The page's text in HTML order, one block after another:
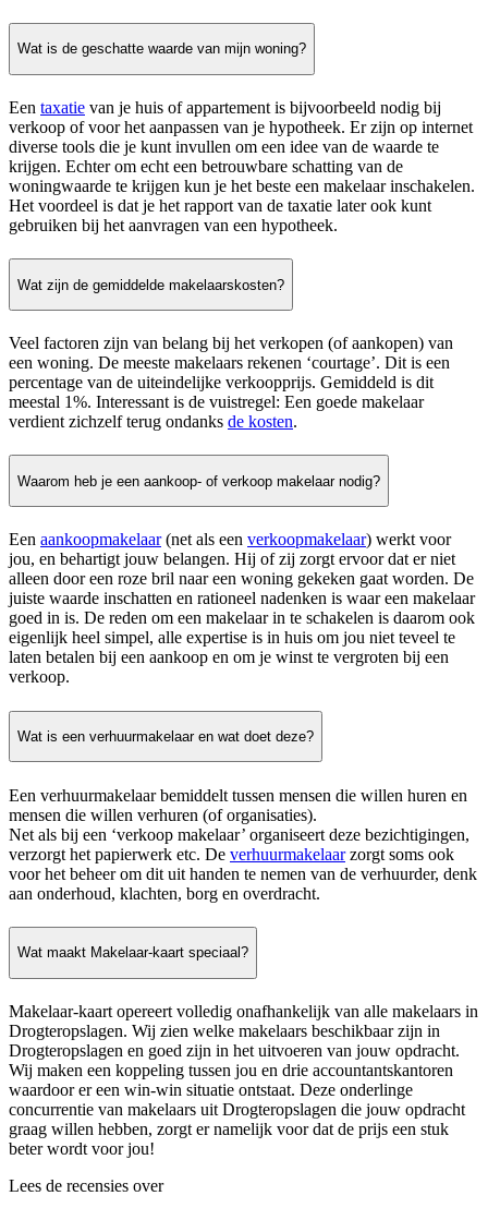
Wat is de geschatte waarde van mijn woning?
Een taxatie van je huis of appartement is bijvoorbeeld nodig bij
verkoop of voor het aanpassen van je hypotheek. Er zijn op internet
diverse tools die je kunt invullen om een idee van de waarde te
krijgen. Echter om echt een betrouwbare schatting van de
woningwaarde te krijgen kun je het beste een makelaar inschakelen.
Het voordeel is dat je het rapport van de taxatie later ook kunt
gebruiken bij het aanvragen van een hypotheek.
Wat zijn de gemiddelde makelaarskosten?
Veel factoren zijn van belang bij het verkopen (of aankopen) van
een woning. De meeste makelaars rekenen ‘courtage’. Dit is een
percentage van de uiteindelijke verkoopprijs. Gemiddeld is dit
meestal 1%. Interessant is de vuistregel: Een goede makelaar
verdient zichzelf terug ondanks de kosten.
Waarom heb je een aankoop- of verkoop makelaar nodig?
Een aankoopmakelaar(net als een verkoopmakelaar) werkt voor
jou, en behartigt jouw belangen. Hij of zij zorgt ervoor dat er niet
alleen door een roze bril naar een woning gekeken gaat worden. De
juiste waarde inschatten en rationeel nadenken is waar een makelaar
goed in is. De reden om een makelaar in te schakelen is daarom ook
eigenlijk heel simpel, alle expertise is in huis om jou niet teveel te
laten betalen bij een aankoop en om je winst te vergroten bij een
verkoop.
Wat is een verhuurmakelaar en wat doet deze?
Een verhuurmakelaar bemiddelt tussen mensen die willen huren en
mensen die willen verhuren (of organisaties).
Net als bij een ‘verkoop makelaar’ organiseert deze bezichtigingen,
verzorgt het papierwerk etc. De verhuurmakelaarzorgt soms ook
voor het beheer om dit uit handen te nemen van de verhuurder, denk
aan onderhoud, klachten, borg en overdracht.
Wat maakt Makelaar-kaart speciaal?
Makelaar-kaart opereert volledig onafhankelijk van alle makelaars in
Drogteropslagen. Wij zien welke makelaars beschikbaar zijn in
Drogteropslagen en goed zijn in het uitvoeren van jouw opdracht.
Wij maken een koppeling tussen jou en drie accountantskantoren
waardoor er een win-win situatie ontstaat. Deze onderlinge
concurrentie van makelaars uit Drogteropslagen die jouw opdracht
graag willen hebben, zorgt er namelijk voor dat de prijs een stuk
beter wordt voor jou!
Lees de recensies over